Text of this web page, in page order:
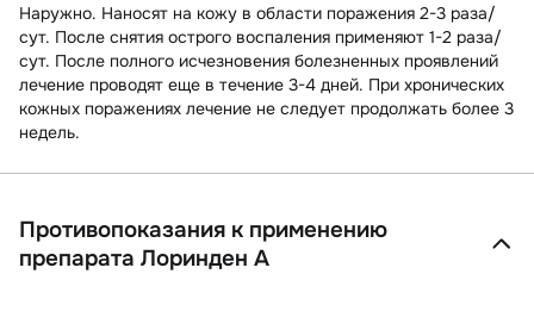
Наружно. Наносят на кожу в области поражения 2-3 раза/
сут. После снятия острого воспаления применяют 1-2 раза/
сут. После полного исчезновения болезненных проявлений
лечение проводят еще в течение 3-4 дней. При хронических
кожных поражениях лечение не следует продолжать более 3
недель.
Противопоказания к применению
препарата Лоринден А